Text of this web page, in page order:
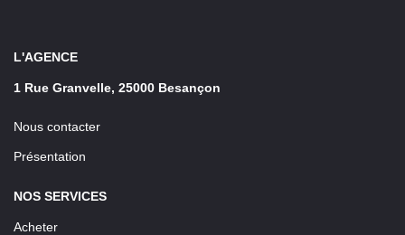
L'AGENCE
1 Rue Granvelle, 25000 Besançon
Nous contacter
Présentation
NOS SERVICES
Acheter